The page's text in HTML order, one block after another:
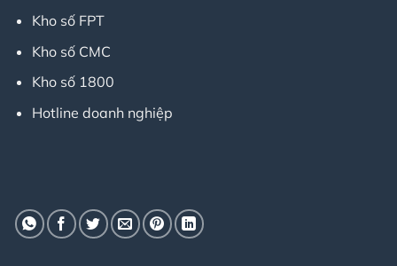
Kho số FPT
Kho số CMC
Kho số 1800
Hotline doanh nghiệp